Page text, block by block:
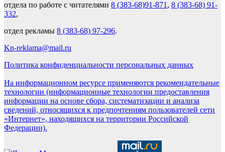
отдела по работе с читателями 8 (383-68)91-871 , 8 (383-68) 91-
332,
отдел рекламы 8 (383-68) 97-296.
Kn-reklama@mail.ru
Политика конфиденциальности персональных данных
На информационном ресурсе применяются рекомендательные
технологии (информационные технологии предоставления
информации на основе сбора, систематизации и анализа
сведений, относящихся к предпочтениям пользователей сети
«Интернет», находящихся на территории Российской
Федерации).